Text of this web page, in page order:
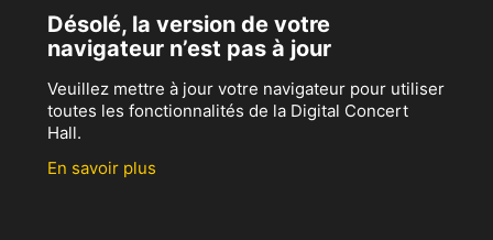
Désolé, la version de votre
navigateur n’est pas à jour
Veuillez mettre à jour votre navigateur pour utiliser
toutes les fonctionnalités de la Digital Concert
Hall.
En savoir plus